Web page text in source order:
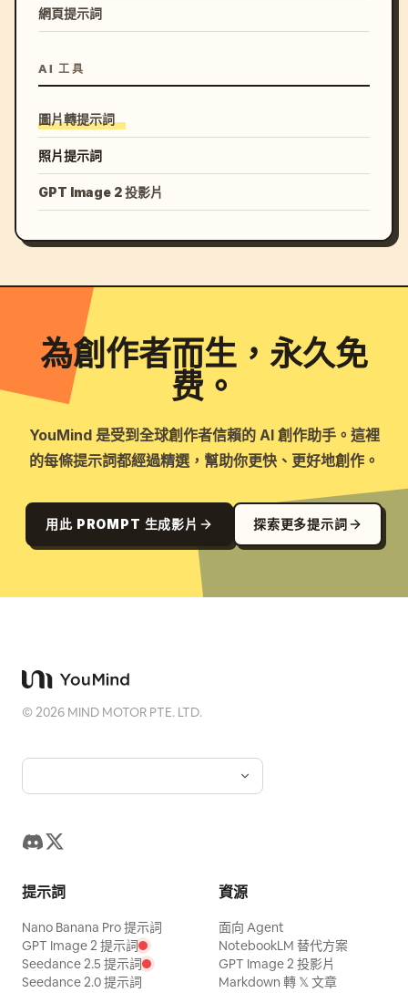
網頁提示詞
AI 工具
圖片轉提示詞
照片提示詞
GPT Image 2 投影片
為創作者而生，永久免
费。
YouMind 是受到全球創作者信賴的 AI 創作助手。這裡
的每條提示詞都經過精選，幫助你更快、更好地創作。
用此 PROMPT 生成影片 探索更多提示詞
©2026 MIND MOTOR PTE. LTD.
提示詞
Nano Banana Pro 提示詞
GPT Image 2 提示詞
Seedance 2.5 提示詞
Seedance 2.0 提示詞
資源
面向 Agent
NotebookLM 替代方案
GPT Image 2 投影片
Markdown 轉 𝕏 文章